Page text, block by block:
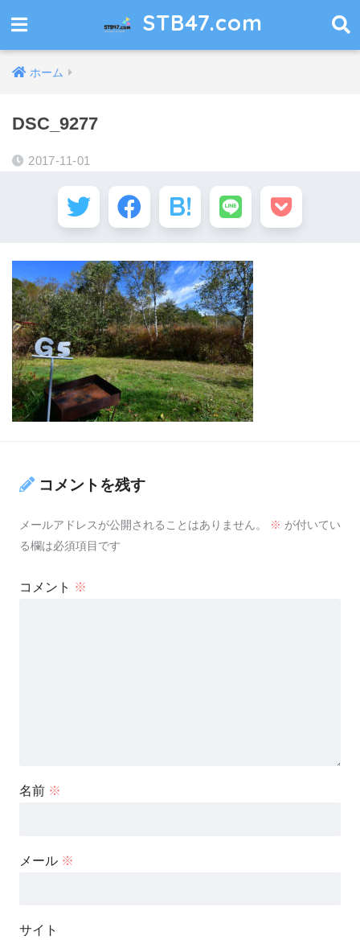
STB47.com
ホーム
DSC_9277
2017-11-01
コメントを残す
メールアドレスが公開されることはありません。 ※ が付いてい
る欄は必須項目です
コメント ※
名前 ※
メール ※
サイト